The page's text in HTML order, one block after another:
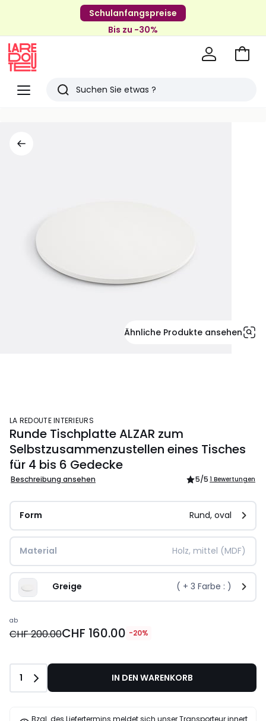
Schulanfangspreise
Bis zu -30%
Menü
Redoute
Suchen
Zum
Ähnliche Produkte ansehen
LA REDOUTE INTERIEURS
Runde Tischplatte ALZAR zum
Selbstzusammenzustellen eines Tisches
für 4 bis 6 Gedecke
Beschreibung ansehen 5/5 1 Bewertungen
Form Rund, oval
Material Holz, mittel (MDF)
Greige ( + 3 Farbe : )
ab
CHF 200.00CHF 160.00 -20%
Anzahl
1 IN DEN WARENKORB